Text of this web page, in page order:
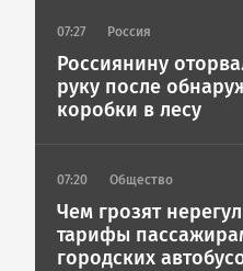
07:27 Россия
Россиянину
руку после
коробки в лесу
07:20 Общество
Чем грозят
тарифы
городских